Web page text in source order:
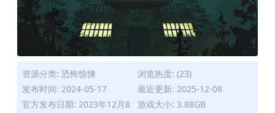
资源分类: 恐怖惊悚
浏览热度: (23)
发布时间: 2024-05-17
最近更新: 2025-12-08
官方发布日期: 2023年12月8
游戏大小: 3.88GB